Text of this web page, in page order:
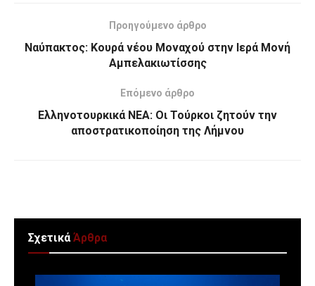
Προηγούμενο άρθρο
Ναύπακτος: Κουρά νέου Μοναχού στην Ιερά Μονή
Αμπελακιωτίσσης
Επόμενο άρθρο
Ελληνοτουρκικά ΝΕΑ: Οι Τούρκοι ζητούν την
αποστρατικοποίηση της Λήμνου
ΣχετικάΆρθρα